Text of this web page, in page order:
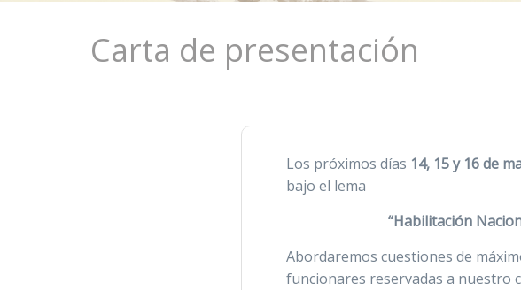
Carta de presentación
Los próximos días 14, 15 y 16 de
bajo el lema
“Habilitación
Abordaremos cuestiones de
funcionares reservadas a nuestro